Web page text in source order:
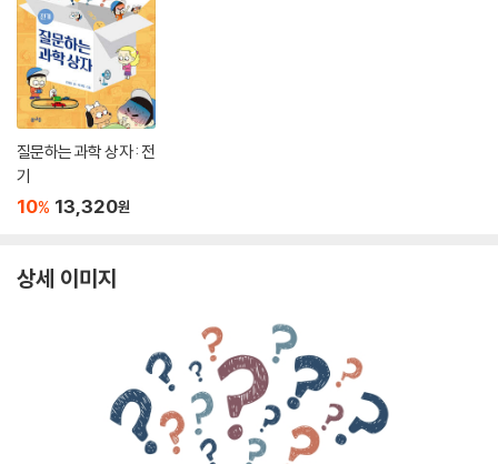
질문하는 과학 상자 : 전
기
10% 13,320원
상세 이미지